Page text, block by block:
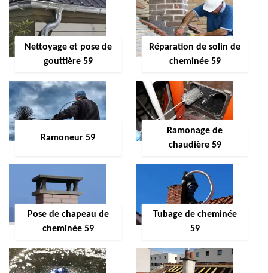
Nettoyage et pose de
gouttière 59
Réparation de solin de
cheminée 59
Ramoneur 59
Ramonage de
chaudière 59
Pose de chapeau de
cheminée 59
Tubage de cheminée
59